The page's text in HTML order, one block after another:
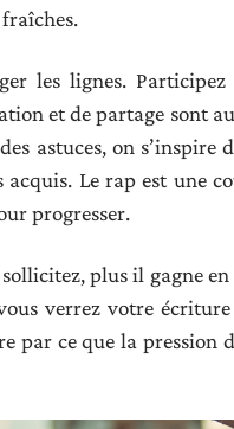
les lignes.
et de partage sont
astuces, on
Le rap est une
progresser.
plus il gagne
verrez votre
par ce que la pression